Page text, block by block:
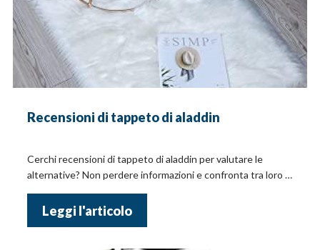
Recensioni di tappeto di aladdin
Cerchi recensioni di tappeto di aladdin per valutare le
alternative? Non perdere informazioni e confronta tra loro i
Leggi l'articolo